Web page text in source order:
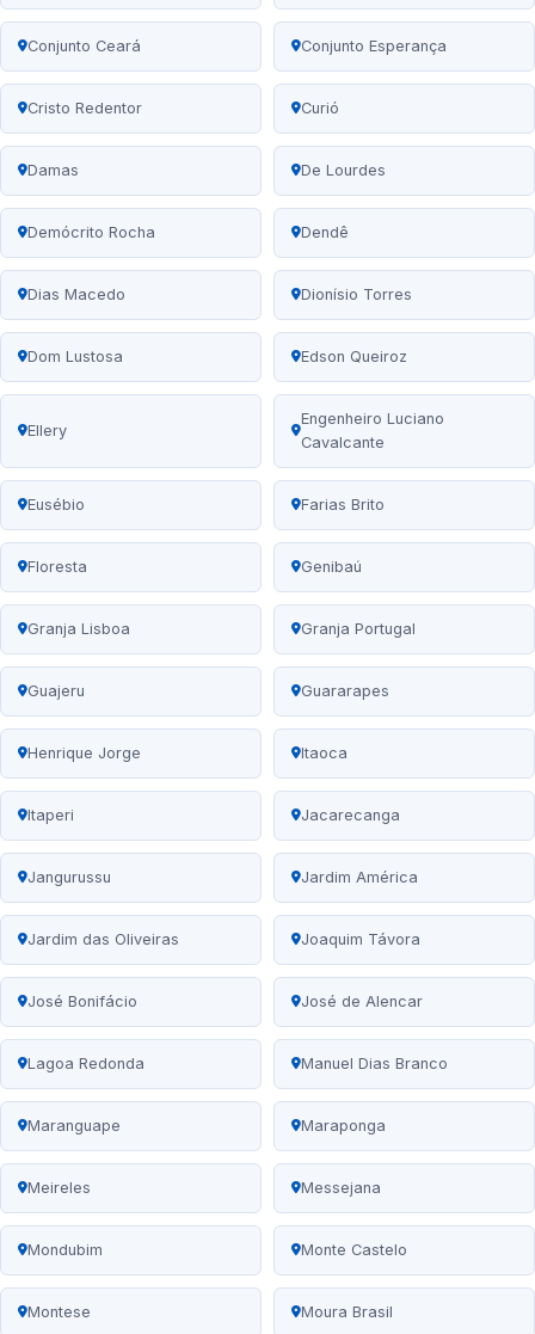
Conjunto Ceará Conjunto Esperança
Cristo Redentor Curió
Damas De Lourdes
Demócrito Rocha Dendê
Dias Macedo Dionísio Torres
Dom Lustosa Edson Queiroz
Ellery
Engenheiro Luciano
Cavalcante
Eusébio Farias Brito
Floresta Genibaú
Granja Lisboa Granja Portugal
Guajeru Guararapes
Henrique Jorge Itaoca
Itaperi Jacarecanga
Jangurussu Jardim América
Jardim das Oliveiras Joaquim Távora
José Bonifácio José de Alencar
Lagoa Redonda Manuel Dias Branco
Maranguape Maraponga
Meireles Messejana
Mondubim Monte Castelo
Montese Moura Brasil